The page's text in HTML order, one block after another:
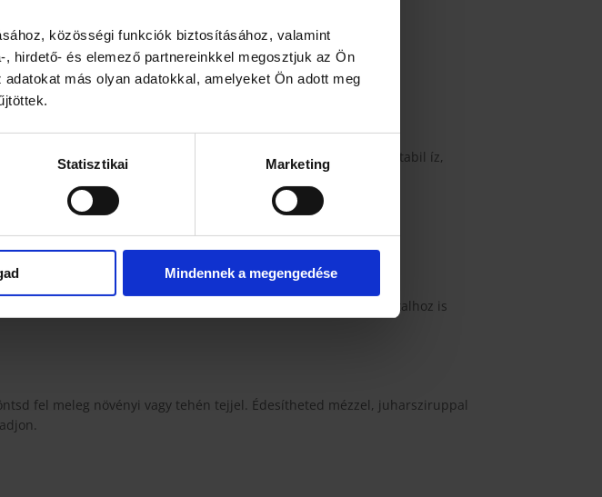
közösségi funkciók biztosításához, valamint
hirdető- és elemező partnereinkkel megosztjuk az Ön
más olyan adatokkal, amelyeket Ön adott meg
Statisztikai Marketing
Mindennek a megengedése
karaktert ad. A Daily ezért remek mindennapi alap: erős, stabil íz,
azt a „matchás” ízt, amit egy receptben keresel.
majd rázd erőteljesen kb.
. Jeges italhoz is
fel meleg növényi vagy tehén tejjel. Édesítheted mézzel, juharsziruppal